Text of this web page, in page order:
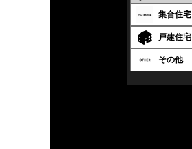
集合住宅
戸建住宅
その他